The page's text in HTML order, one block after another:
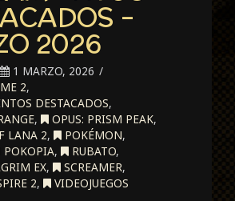
–
2026
1 MARZO, 2026
2,
DESTACADOS,
, OPUS: PRISM PEAK,
LANA 2, POKÉMON,
POKOPIA, RUBATO,
EX, SCREAMER,
2, VIDEOJUEGOS